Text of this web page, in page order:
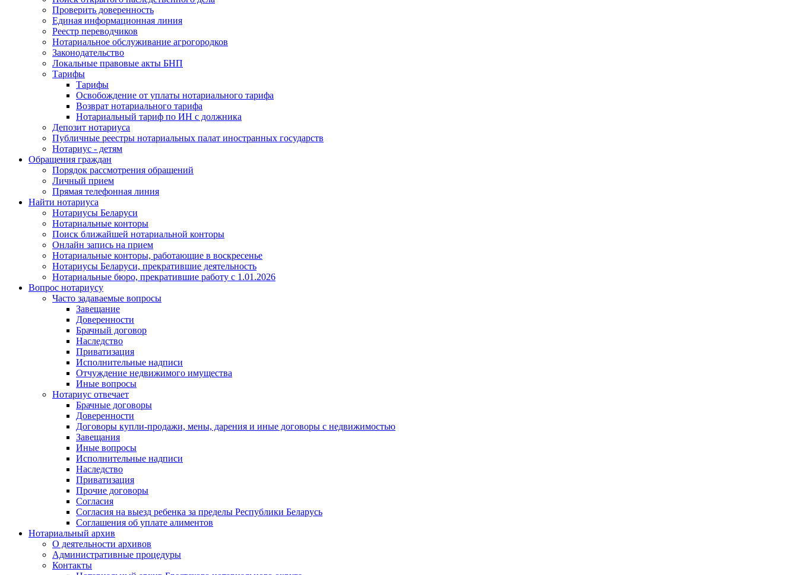
Проверить доверенность
Единая информационная линия
Реестр переводчиков
Нотариальное обслуживание агрогородков
Законодательство
Локальные правовые акты БНП
Тарифы
Тарифы
Освобождение от уплаты нотариального тарифа
Возврат нотариального тарифа
Нотариальный тариф по ИН с должника
Депозит нотариуса
Публичные реестры нотариальных палат иностранных государств
Нотариус - детям
Обращения граждан
Порядок рассмотрения обращений
Личный прием
Прямая телефонная линия
Найти нотариуса
Нотариусы Беларуси
Нотариальные конторы
Поиск ближайшей нотариальной конторы
Онлайн запись на прием
Нотариальные конторы, работающие в воскресенье
Нотариусы Беларуси, прекратившие деятельность
Нотариальные бюро, прекратившие работу с 1.01.2026
Вопрос нотариусу
Часто задаваемые вопросы
Завещание
Доверенности
Брачный договор
Наследство
Приватизация
Исполнительные надписи
Отчуждение недвижимого имущества
Иные вопросы
Нотариус отвечает
Брачные договоры
Доверенности
Договоры купли-продажи, мены, дарения и иные договоры с недвижимостью
Завещания
Иные вопросы
Исполнительные надписи
Наследство
Приватизация
Прочие договоры
Согласия
Согласия на выезд ребенка за пределы Республики Беларусь
Соглашения об уплате алиментов
Нотариальный архив
О деятельности архивов
Административные процедуры
Контакты